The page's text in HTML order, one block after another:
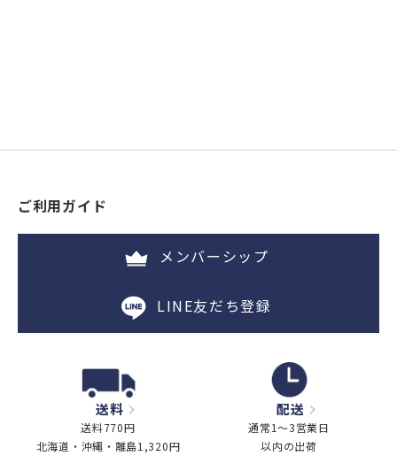
ご利用ガイド
メンバーシップ
LINE友だち登録
送料
送料770円
北海道・沖縄・離島1,320円
配送
通常1～3営業日
以内の出荷